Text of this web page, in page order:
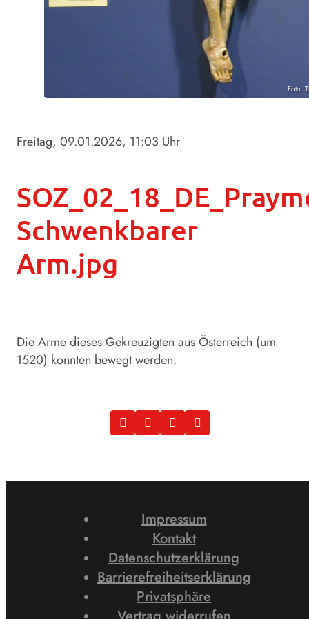
Foto:
Freitag, 09.01.2026, 11:03 Uhr
Schwenkbarer
Arm.jpg
Die Arme dieses Gekreuzigten aus Österreich (um
1520) konnten bewegt werden.
Impressum
Kontakt
Datenschutzerklärung
Barrierefreiheitserklärung
Privatsphäre